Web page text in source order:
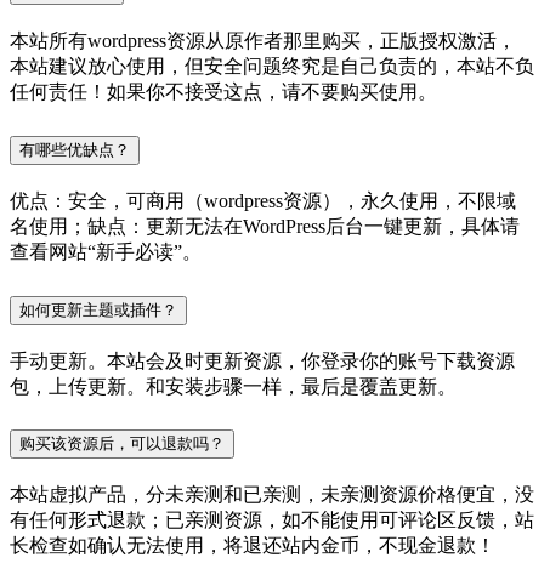
本站所有wordpress资源从原作者那里购买，正版授权激活，
本站建议放心使用，但安全问题终究是自己负责的，本站不负
任何责任！如果你不接受这点，请不要购买使用。
有哪些优缺点？
优点：安全，可商用（wordpress资源），永久使用，不限域
名使用；缺点：更新无法在WordPress后台一键更新，具体请
查看网站“新手必读”。
如何更新主题或插件？
手动更新。本站会及时更新资源，你登录你的账号下载资源
包，上传更新。和安装步骤一样，最后是覆盖更新。
购买该资源后，可以退款吗？
本站虚拟产品，分未亲测和已亲测，未亲测资源价格便宜，没
有任何形式退款；已亲测资源，如不能使用可评论区反馈，站
长检查如确认无法使用，将退还站内金币，不现金退款！